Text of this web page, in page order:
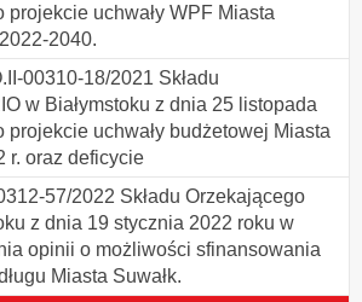
projekcie uchwały WPF Miasta
2040.
00310-18/2021 Składu
w Białymstoku z dnia 25 listopada
projekcie uchwały budżetowej Miasta
r. oraz deficycie
57/2022 Składu Orzekającego
z dnia 19 stycznia 2022 roku w
opinii o możliwości sfinansowania
Miasta Suwałk.